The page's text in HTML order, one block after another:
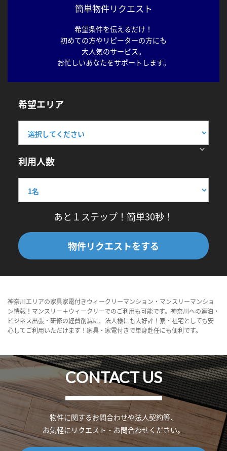
簡単物件リクエスト
希望条件を伝えるだけ！
初めての方やリピーターの方にも
大人気のサービス。
お忙しいあなたをサポートします。
希望エリア
利用人数
あと１ステップ！簡単30秒！
物件リクエストをする
神奈川エリアの家具家電付きウィークリーマンション・マンスリーマンショ
ン情報！マンスリー＋ウィークリーでのご利用も可能です。神奈川への連泊・
ビジネス出張・研修の経費削減に、法人様にも大好評！寮・社宅としても安
心してご利用いただけます！家具・家電付きで単身赴任にも便利です。
CONTACT US
物件に関するお問合わせや法人契約等、
お気軽にリクエスト・お問合わせください。